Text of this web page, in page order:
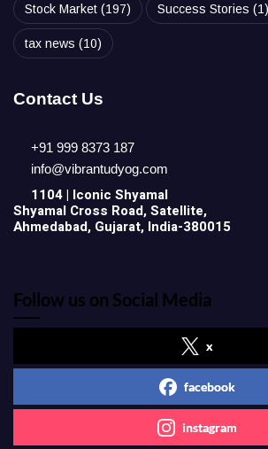
Stock Market (197) Success Stories (1)
tax news (10)
Contact Us
+91 999 8373 187
info@vibrantudyog.com
1104 | Iconic Shyamal
Shyamal Cross Road, Satellite,
Ahmedabad, Gujarat, India-380015
Follow us on Social Media
x
facebook
instagram